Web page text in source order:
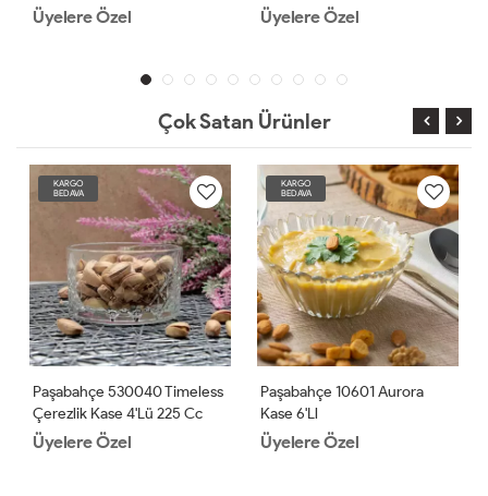
Üyelere Özel Üyelere Özel
Çok Satan Ürünler
KARGO
BEDAVA
Paşabahçe 530040 Timeless
Çerezlik Kase 4'lü 225 Cc
Üyelere Özel
KARGO
BEDAVA
Paşabahçe 10601 Aurora
Kase 6'll
Üyelere Özel